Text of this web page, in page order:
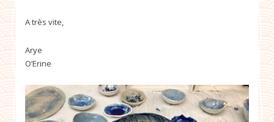
A très vite,
Arye
O’Erine